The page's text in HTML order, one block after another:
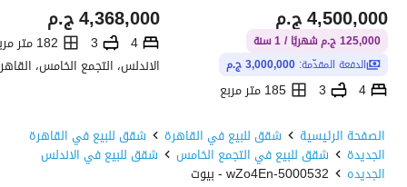
ج.م4,500,000
125,000 ج.م شهريًا / 1 سنة
الدفعة المقدّمة: 3,000,000 ج.م
4
3
185 متر مربع
ج.م4,368,000
4
3 182 متر مربع
الصفحة الرئيسية شقق للبيع في القاهرة شقق للبيع في القاهرة
الجديدة شقق للبيع في التجمع الخامس شقق للبيع في الاندلس
الجديده 5000532-wZo4En - بيوت